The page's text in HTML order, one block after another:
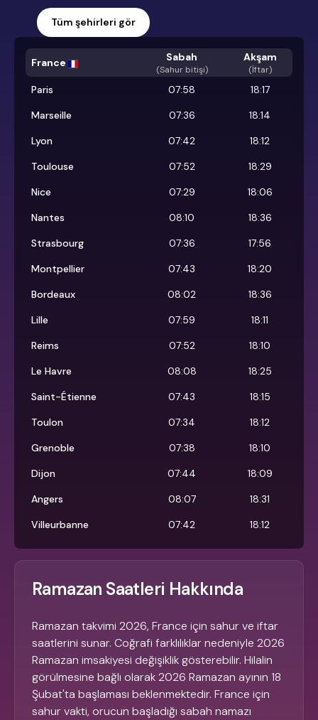
Tüm şehirleri gör
France Sabah
(Sahur bitişi)
Akşam
(İftar)
Paris 07:58
18:17
Marseille
07:36
18:14
Lyon
07:42
18:12
Toulouse
07:52
18:29
Nice
07:29
18:06
Nantes
08:10
18:36
Strasbourg
07:36
17:56
Montpellier
07:43
18:20
Bordeaux
08:02
18:36
Lille
07:59
18:11
Reims
07:52
18:10
Le Havre
08:08
18:25
Saint-Étienne
07:43
18:15
Toulon
07:34
18:12
Grenoble
07:38
18:10
Dijon
07:44
18:09
Angers
08:07
18:31
Villeurbanne
07:42 18:12
Ramazan Saatleri Hakkında
Ramazan takvimi 2026, France için sahur ve iftar
saatlerini sunar. Coğrafi farklılıklar nedeniyle 2026
Ramazan imsakiyesi değişiklik gösterebilir. Hilalin
görülmesine bağlı olarak 2026 Ramazan ayının 18
Şubat'ta başlaması beklenmektedir. France için
sahur vakti, orucun başladığı sabah namazı